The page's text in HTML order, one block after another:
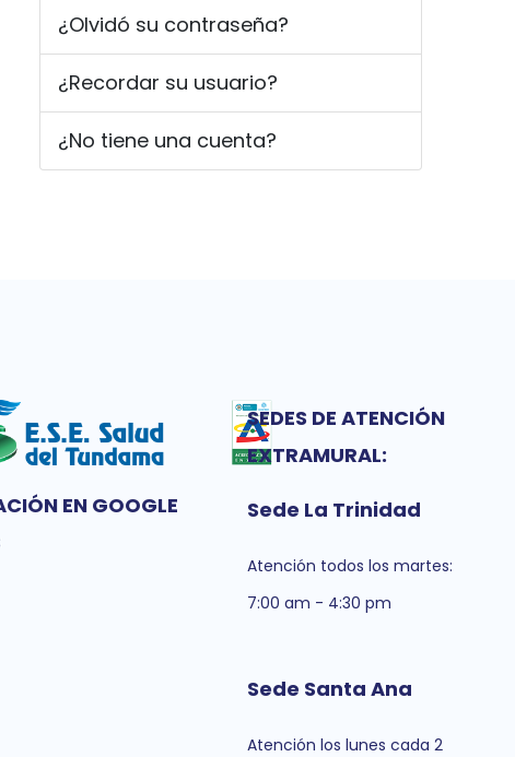
¿Olvidó su contraseña?
¿Recordar su usuario?
¿No tiene una cuenta?
EN GOOGLE
SEDES DE ATENCIÓN
EXTRAMURAL:
Sede La Trinidad
Atención todos los martes:
7:00 am - 4:30 pm
Sede Santa Ana
Atención los lunes cada 2